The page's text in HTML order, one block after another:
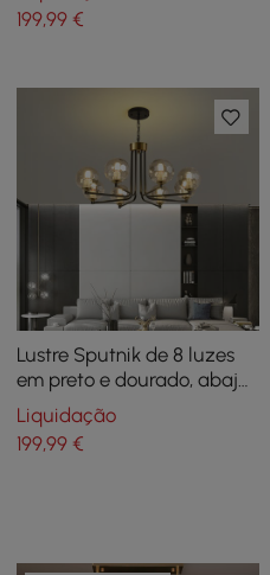
199,99 €
Lustre Sputnik de 8 luzes
em preto e dourado, abajur
de vidro globular incluído
Liquidação
199,99 €